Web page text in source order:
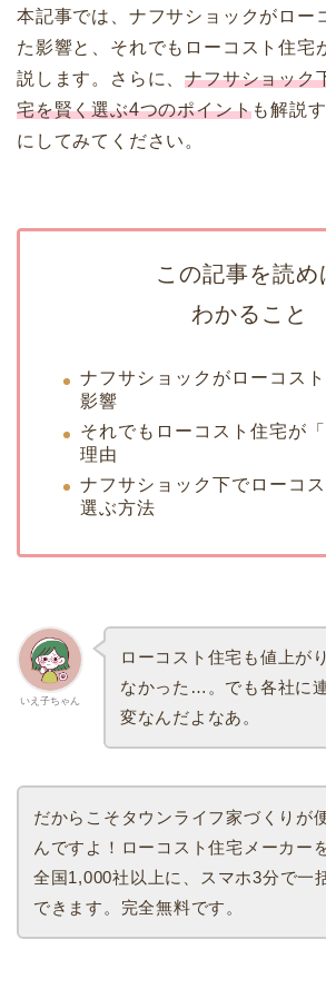
本記事では、ナフサショックがロー
た影響と、それでもローコスト住宅
説します。さらに、ナフサショック
宅を賢く選ぶ4つのポイントも解説
にしてみてください。
この記事を読め
わかること
ナフサショックがローコス
影響
それでもローコスト住宅が
理由
ナフサショック下でローコ
選ぶ方法
いえ子ちゃん
ローコスト住宅も値上が
なかった…。でも各社に
変なんだよなあ。
だからこそタウンライフ家づくりが
んですよ！ローコスト住宅メーカー
全国1,000社以上に、スマホ3分で一
できます。完全無料です。